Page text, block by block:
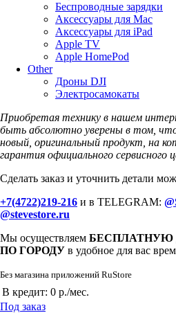
Беспроводные зарядки
Аксессуары для Mac
Аксессуары для iPad
Apple TV
Apple HomePod
Other
Дроны DJI
Электросамокаты
Приобретая технику в нашем
быть абсолютно уверены в том,
новый, оригинальный продукт, на
гарантия официального сервисного
Сделать заказ и уточнить детали
+7(4722)219-216 и в TELEGRAM:
@stevestore.ru
Мы осуществляем БЕСПЛАТНУЮ
ПО ГОРОДУ в удобное для вас
Без магазина приложений RuStore
В кредит: 0 р./мес.
Под заказ